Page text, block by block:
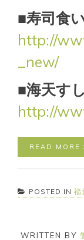
■寿司食
http://
_new/
■海天すし
http://
READ MORE
POSTED IN 福
WRITTEN BY